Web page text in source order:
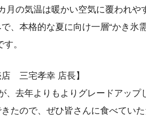
月の気温は暖かい空気に覆われや
、本格的な夏に向け一層“かき氷
。
店 三宅孝幸 店長】
、去年よりもよりグレードアップ
たので、ぜひ皆さんに食べてい